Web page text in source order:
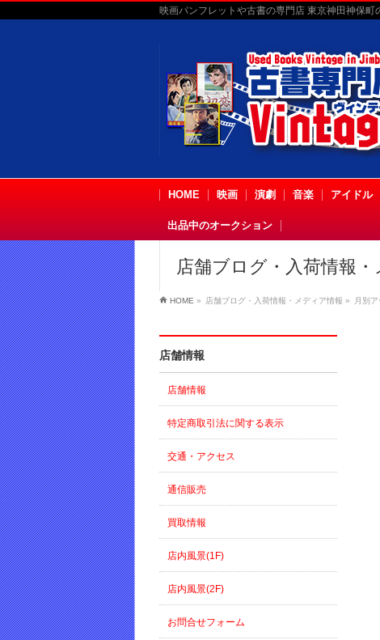
映画パンフレットや古書の専門店 東京神田神保
HOME 映画 演劇 音楽 アイドル
出品中のオークション
店舗ブログ・入荷情報
HOME » 店舗ブログ・入荷情報・メディア情報 » 月別
店舗情報
店舗情報
特定商取引法に関する表示
交通・アクセス
通信販売
買取情報
店内風景(1F)
店内風景(2F)
お問合せフォーム